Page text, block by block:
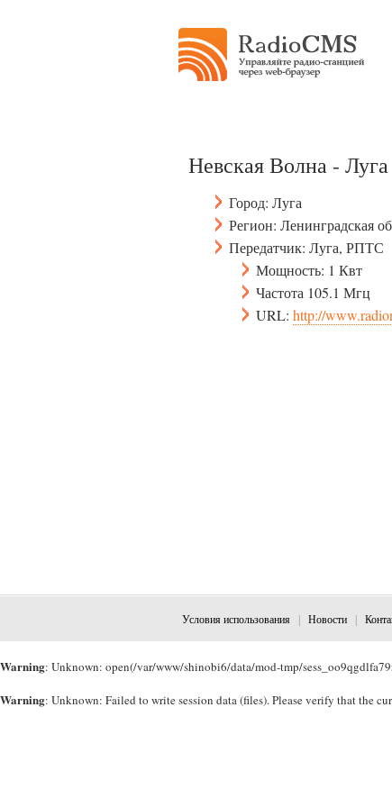
Невская Волна - Луга
Город: Луга
Регион: Ленинградская
Передатчик: Луга, РПТС
Мощность: 1 Квт
Частота 105.1 Мгц
URL: http://
Условия использования Новости
Warning: Unknown: open(/var/www/shinobi6/data/mod-tmp/
Warning: Unknown: Failed to write session data (files). Please verify that the